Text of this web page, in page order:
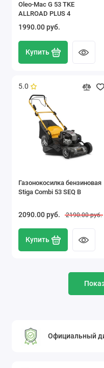
Oleo-Mac G 53 TKE
ALLROAD PLUS 4
1990.00 pуб.
Купить
5.0
Газонокосилка бензиновая
Stiga Combi 53 SEQ B
2090.00 pуб. 2190.00 pуб.
Купить
Официальный